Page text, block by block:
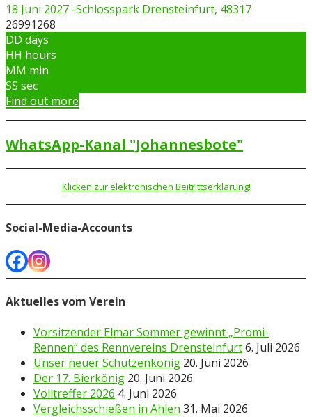
18 Juni 2027 -Schlosspark Drensteinfurt, 48317
26991268
DD days
HH hours
MM min
SS sec
Find out more
WhatsApp-Kanal "Johannesbote"
Klicken zur elektronischen Beitrittserklärung!
Social-Media-Accounts
Aktuelles vom Verein
Vorsitzender Elmar Sommer gewinnt „Promi-
Rennen“ des Rennvereins Drensteinfurt6. Juli 2026
Unser neuer Schützenkönig 20. Juni 2026
Der 17. Bierkönig 20. Juni 2026
Volltreffer 2026 4. Juni 2026
Vergleichsschießen in Ahlen 31. Mai 2026